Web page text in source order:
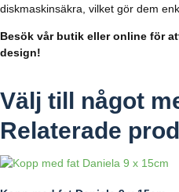
diskmaskinsäkra, vilket gör dem
Besök vår butik eller online för
design!
Välj till något
Relaterade